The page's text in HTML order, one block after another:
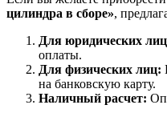
цилиндра в сборе»,
Для юридических
оплаты.
Для физических лиц:
на банковскую карту.
Наличный расчет: